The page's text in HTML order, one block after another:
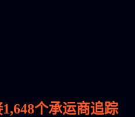
1,648个承运商追踪